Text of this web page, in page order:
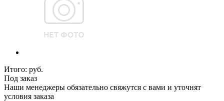
Итого: руб.
Под заказ
Наши менеджеры обязательно свяжутся с вами и уточнят
условия заказа